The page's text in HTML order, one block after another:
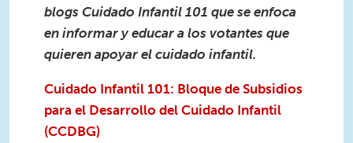
blogs Cuidado Infantil 101 que se enfoca
en informar y educar a los votantes que
quieren apoyar el cuidado infantil.
Cuidado Infantil 101: Bloque de Subsidios
para el Desarrollo del Cuidado Infantil
(CCDBG)